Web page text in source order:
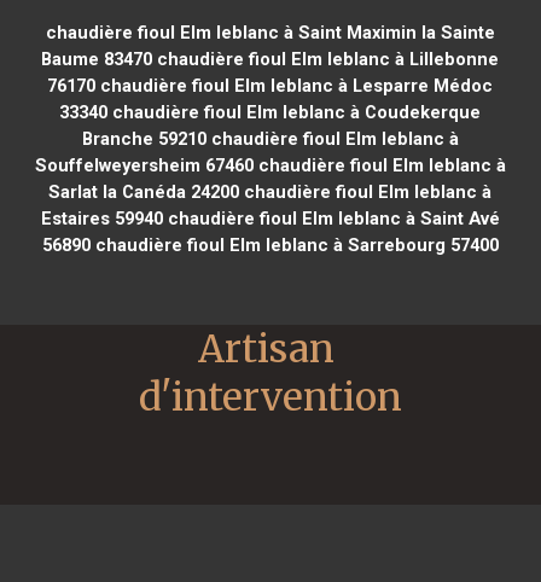
chaudière fioul Elm leblanc à Saint Maximin la Sainte
Baume 83470 chaudière fioul Elm leblanc à Lillebonne
76170 chaudière fioul Elm leblanc à Lesparre Médoc
33340 chaudière fioul Elm leblanc à Coudekerque
Branche 59210chaudière fioul Elm leblanc à
Souffelweyersheim 67460chaudière fioul Elm leblanc à
Sarlat la Canéda 24200 chaudière fioul Elm leblanc à
Estaires 59940chaudière fioul Elm leblanc à Saint Avé
56890chaudière fioul Elm leblanc à Sarrebourg 57400
Artisan
d'intervention